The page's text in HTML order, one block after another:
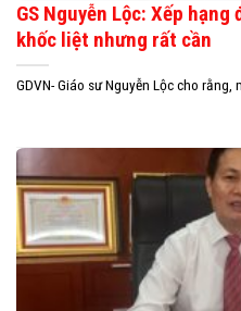
GS Nguyễn Lộc: Xếp
khốc liệt nhưng rất cần
GDVN- Giáo sư Nguyễn Lộc cho